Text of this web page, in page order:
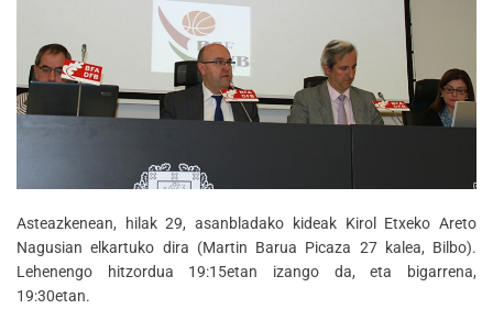
Asteazkenean, hilak 29, asanbladako kideak Kirol Etxeko Areto
Nagusian elkartuko dira (Martin Barua Picaza 27 kalea, Bilbo).
Lehenengo hitzordua 19:15etan izango da, eta bigarrena,
19:30etan.